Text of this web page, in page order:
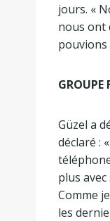
jours. «
nous ont
pouvions
GROUPE
Güzel a
déclaré :
plus
Comme
les